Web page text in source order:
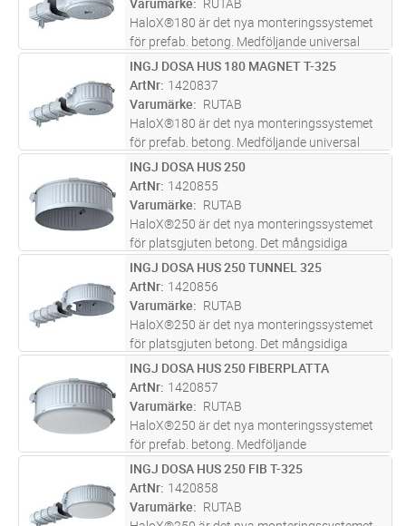
mer
Varumärke
RUTAB
HaloX®180 är det nya monteringssystemet
för prefab. betong. Medföljande universal
plast front med magnet fäst, möjliggör valfri
monteringsöppning från 100-180mm
diameter för belysning. Även driftdons
mer
ST Lägg i kundvagn
INGJ DOSA HUS 180 MAGNET T-325
ArtNr 1420837
Varumärke
RUTAB
HaloX®180 är det nya monteringssystemet
för prefab. betong. Medföljande universal
plast front med magnet fäst, möjliggör valfri
monteringsöppning från 100-180mm
diameter för belysning. Även driftdons
mer
ST Lägg i kundvagn
INGJ DOSA HUS 250
ArtNr 1420855
Varumärke
RUTAB
HaloX®250 är det nya monteringssystemet
för platsgjuten betong. Det mångsidiga
systemet med en rad olika frontringar
möjliggör planering och användning av
praktiskt taget alla belysnings- och
högtala...läs mer
ST Lägg i kundvagn
INGJ DOSA HUS 250 TUNNEL 325
ArtNr 1420856
Varumärke
RUTAB
HaloX®250 är det nya monteringssystemet
för platsgjuten betong. Det mångsidiga
systemet med en rad olika frontringar
möjliggör planering och användning av
praktiskt taget alla belysnings- och
högtala...läs mer
ST Lägg i kundvagn
INGJ DOSA HUS 250 FIBERPLATTA
ArtNr 1420857
Varumärke
RUTAB
HaloX®250 är det nya monteringssystemet
för prefab. betong. Medföljande
universalplatta möjliggör valfri
monteringsöppning från 100-250mm
diameter för belysning eller högtalare. Ansluts
med M20/M25 s...läs mer
ST Lägg i kundvagn
INGJ DOSA HUS 250 FIB T-325
ArtNr 1420858
Varumärke
RUTAB